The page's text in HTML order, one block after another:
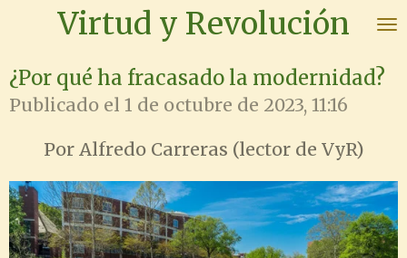
contenido
principal
Virtud y Revolución
¿Por qué ha fracasado la modernidad?
Publicado el 1 de octubre de 2023, 11:16
Por Alfredo Carreras (lector de VyR)